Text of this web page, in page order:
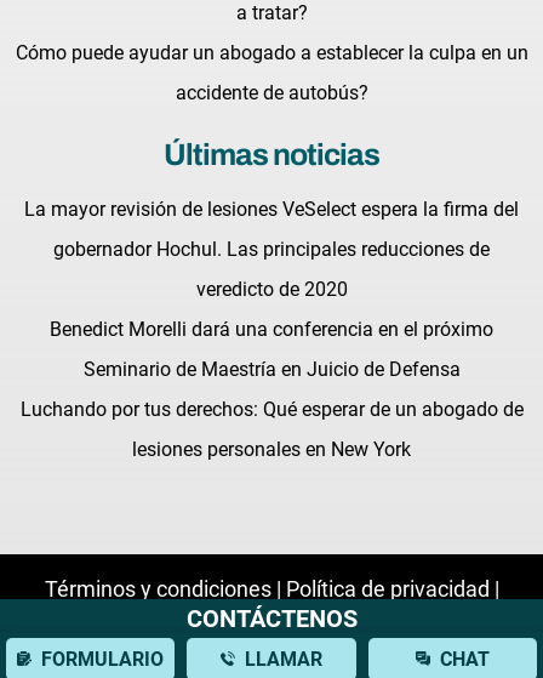
a tratar?
Cómo puede ayudar un abogado a establecer la culpa en un
accidente de autobús?
Últimas noticias
La mayor revisión de lesiones VeSelect espera la firma del
gobernador Hochul. Las principales reducciones de
veredicto de 2020
Benedict Morelli dará una conferencia en el próximo
Seminario de Maestría en Juicio de Defensa
Luchando por tus derechos: Qué esperar de un abogado de
lesiones personales en New York
Términos y condiciones | Política de privacidad |
Mapa del sitio
© Derechos de autor 2026 Morelli Law
CONTÁCTENOS
FORMULARIO LLAMAR CHAT